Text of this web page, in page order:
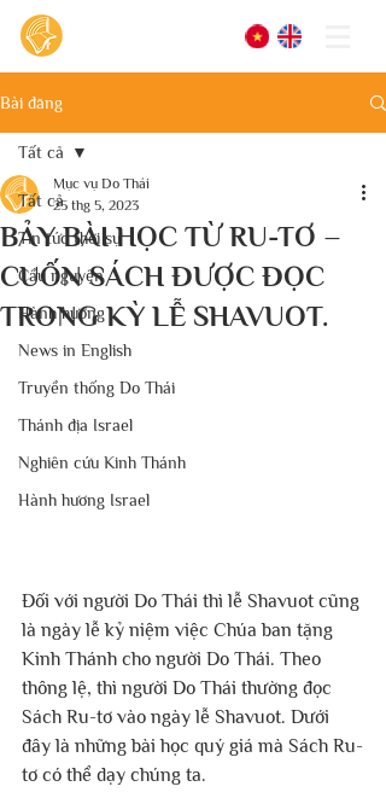
Bài đăng
Tất cả
Tin tức thời sự
Cầu nguyện
Hành hương
News in English
Truyền thống Do Thái
Thánh địa Israel
Nghiên cứu Kinh Thánh
Hành hương Israel
Tất cả
BẢY BÀI HỌC TỪ RU-TƠ –
CUỐN SÁCH ĐƯỢC ĐỌC
TRONG KỲ LỄ SHAVUOT.
Mục vụ Do Thái
25 thg 5, 2023
Đối với người Do Thái thì lễ Shavuot cũng
là ngày lễ kỷ niệm việc Chúa ban tặng
Kinh Thánh cho người Do Thái. Theo
thông lệ, thì người Do Thái thường đọc
Sách Ru-tơ vào ngày lễ Shavuot. Dưới
đây là những bài học quý giá mà Sách Ru-
tơ có thể dạy chúng ta.